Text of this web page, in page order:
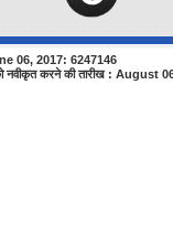
06, 2017: 6247146
नवीकृत करने की तारीख : August